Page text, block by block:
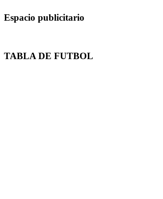
Espacio publicitario
TABLA DE FUTBOL